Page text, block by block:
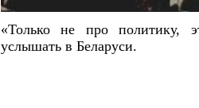
«Только не про политику,
услышать в Беларуси.